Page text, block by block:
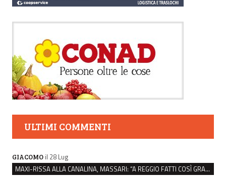
ULTIMI COMMENTI
GIACOMO il 28 Lug
MAXI-RISSA ALLA CANALINA, MASSARI: “A REGGIO FATTI COSÌ GRAVI NON DEVONO TROVARE SPAZIO”